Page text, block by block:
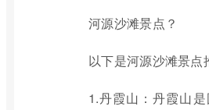
河源沙滩景点？
以下是河源沙滩景点
1.丹霞山：丹霞山